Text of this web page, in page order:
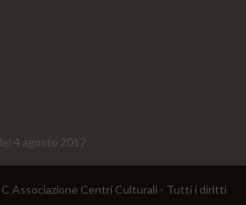
4 agosto 2017
Associazione Centri Culturali - Tutti i diritti